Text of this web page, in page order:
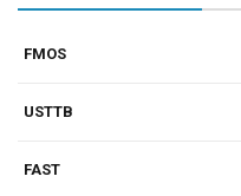
FMOS
USTTB
FAST